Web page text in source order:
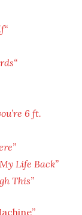
6 ft.
Life Back”
This”